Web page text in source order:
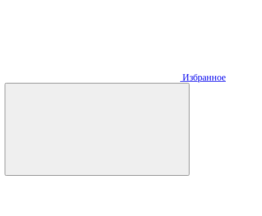
Избранное